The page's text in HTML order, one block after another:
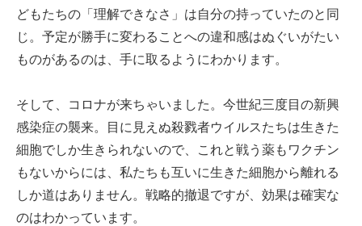
どもたちの「理解できなさ」は自分の持っていたのと同
じ。予定が勝手に変わることへの違和感はぬぐいがたい
ものがあるのは、手に取るようにわかります。
そして、コロナが来ちゃいました。今世紀三度目の新興
感染症の襲来。目に見えぬ殺戮者ウイルスたちは生きた
細胞でしか生きられないので、これと戦う薬もワクチン
もないからには、私たちも互いに生きた細胞から離れる
しか道はありません。戦略的撤退ですが、効果は確実な
のはわかっています。